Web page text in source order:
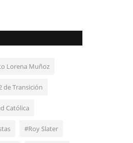
Lorena Muñoz
de Transición
Católica
#Roy Slater